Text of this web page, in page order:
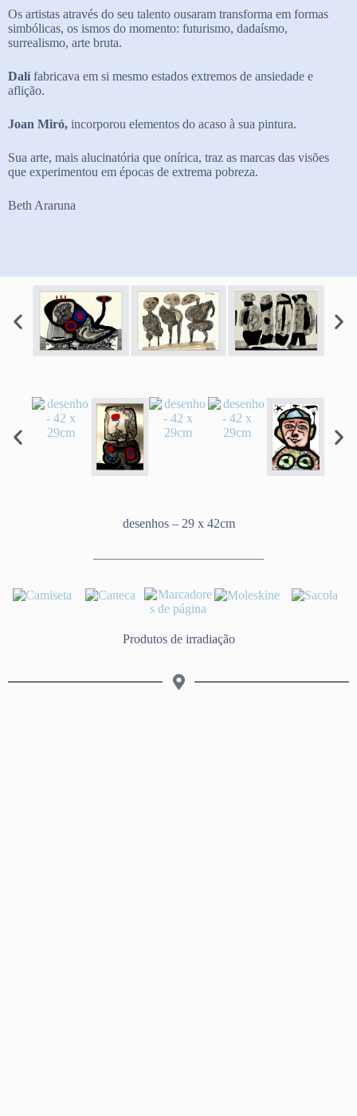
Os artistas através do seu talento ousaram transforma em formas
simbólicas, os ismos do momento: futurismo, dadaísmo,
surrealismo, arte bruta.
Dalífabricava em si mesmo estados extremos de ansiedade e
aflição.
Joan Miró, incorporou elementos do acaso à sua pintura.
Sua arte, mais alucinatória que onírica, traz as marcas das visões
que experimentou em épocas de extrema pobreza.
Beth Araruna
desenhos – 29 x 42cm
Produtos de irradiação